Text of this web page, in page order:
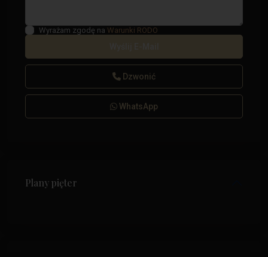
Wyrażam zgodę na Warunki RODO
Dzwonić
WhatsApp
Plany pięter